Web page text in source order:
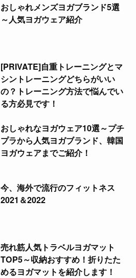
おしゃれメンズヨガブランド5選
～人気ヨガウェア紹介
[PRIVATE]自重トレーニングとマ
シントレーニングどちらがいい
の？トレーニング方法で悩んでい
る方必見です！
おしゃれなヨガウェア10選～プチ
プラから人気ヨガブランド、韓国
ヨガウェアまでご紹介！
今、海外で流行のフィットネス
2021＆2022
売れ筋人気トラベルヨガマット
TOP5～収納おすすめ！折りたた
めるヨガマットを紹介します！